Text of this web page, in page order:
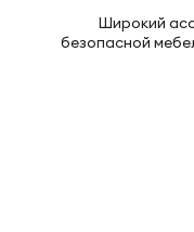
Широкий
безопасной